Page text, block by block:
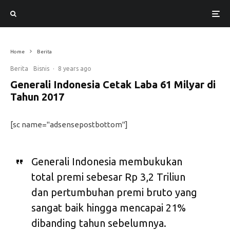
Home Berita
Berita Bisnis · 8 years ago
Generali Indonesia Cetak Laba 61 Milyar di
Tahun 2017
[sc name="adsensepostbottom"]
Generali Indonesia membukukan
total premi sebesar Rp 3,2 Triliun
dan pertumbuhan premi bruto yang
sangat baik hingga mencapai 21%
dibanding tahun sebelumnya.